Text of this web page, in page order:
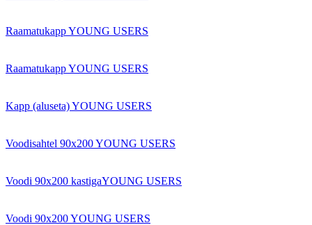
Raamatukapp YOUNG USERS
Raamatukapp YOUNG USERS
Kapp (aluseta) YOUNG USERS
Voodisahtel 90x200 YOUNG USERS
Voodi 90x200 kastigaYOUNG USERS
Voodi 90x200 YOUNG USERS